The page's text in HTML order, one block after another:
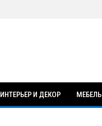
ИНТЕРЬЕР И ДЕКОР МЕБЕЛЬ